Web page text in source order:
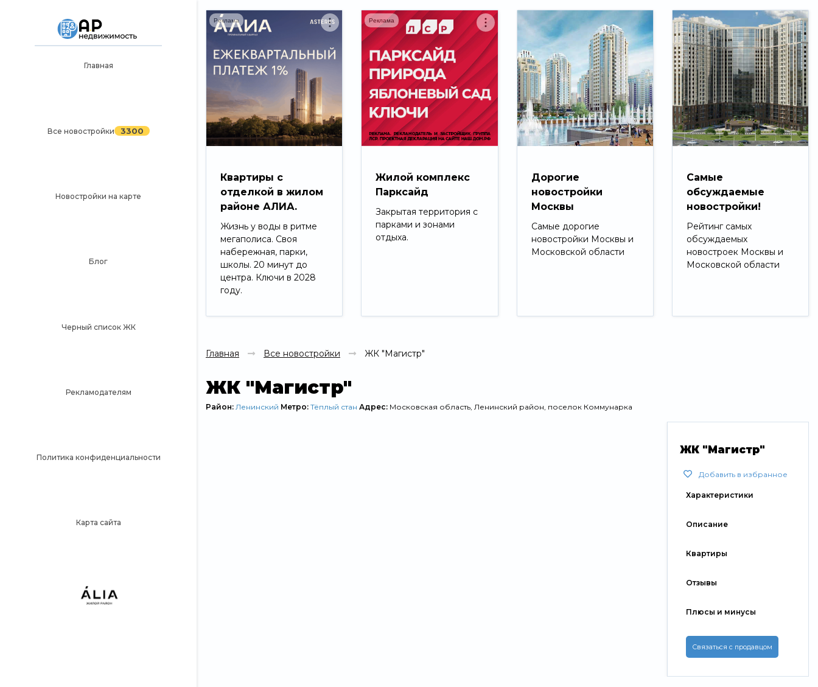
Главная
Все новостройки 3300
Новостройки на карте
Блог
Черный список ЖК
Рекламодателям
Политика конфиденциальности
Карта сайта
Рекламодателям
Квартиры с
отделкой в жилом
районе АЛИА.
Жизнь у воды в ритме
мегаполиса. Своя
набережная, парки,
школы. 20 минут до
центра. Ключи в 2028
году.
Реклама
Жилой комплекс
Парксайд
Закрытая территория с
парками и зонами
отдыха.
Реклама
Дорогие
новостройки
Москвы
Самые дорогие
новостройки Москвы и
Московской области
Самые
обсуждаемые
новостройки!
Рейтинг самых
обсуждаемых
новостроек Москвы и
Московской области
Главная Все новостройки ЖК "Магистр"
ЖК "Магистр"
Район: Ленинский Метро: Тёплый стан Адрес: Московская область, Ленинский район, поселок Коммунарка
ЖК "Магистр"
Добавить в избранное
Характеристики
Описание
Квартиры
Отзывы
Плюсы и минусы
Связаться с продавцом